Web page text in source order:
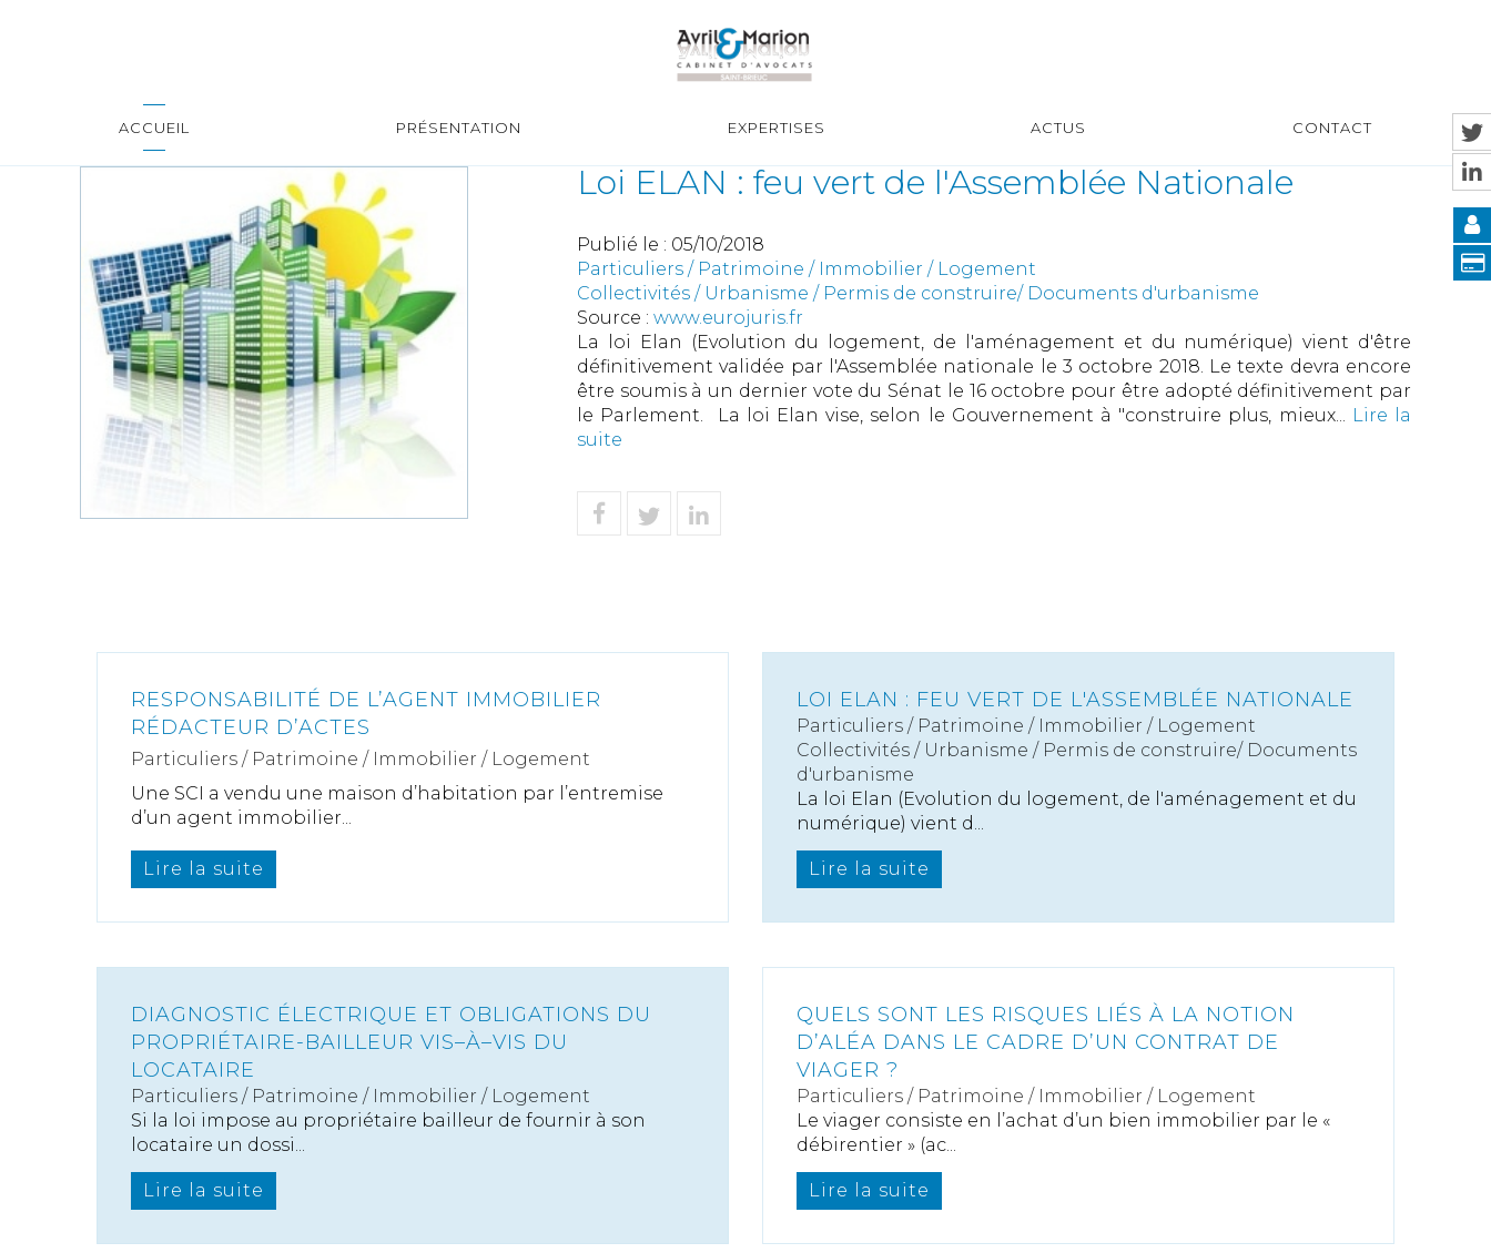
ACCUEIL PRÉSENTATION EXPERTISES ACTUS CONTACT
Loi ELAN : feu vert de l'Assemblée Nationale
Publié le : 05/10/2018
Particuliers / Patrimoine / Immobilier / Logement
Collectivités / Urbanisme / Permis de construire/ Documents d'urbanisme
Source : www.eurojuris.fr
La loi Elan (Evolution du logement, de l'aménagement et du numérique) vient d'être
définitivement validée par l'Assemblée nationale le 3 octobre 2018. Le texte devra encore
être soumis à un dernier vote du Sénat le 16 octobre pour être adopté définitivement par
le Parlement. La loi Elan vise, selon le Gouvernement à "construire plus, mieux... Lire la
suite
RESPONSABILITÉ DE L’AGENT IMMOBILIER
RÉDACTEUR D’ACTES
Particuliers / Patrimoine / Immobilier / Logement
Une SCI a vendu une maison d’habitation par l’entremise
d’un agent immobilier...
Lire la suite
LOI ELAN : FEU VERT DE L'ASSEMBLÉE NATIONALE
Particuliers / Patrimoine / Immobilier / Logement
Collectivités / Urbanisme / Permis de construire/ Documents
d'urbanisme
La loi Elan (Evolution du logement, de l'aménagement et du
numérique) vient d...
Lire la suite
DIAGNOSTIC ÉLECTRIQUE ET OBLIGATIONS DU
PROPRIÉTAIRE-BAILLEUR VIS–À–VIS DU
LOCATAIRE
Particuliers / Patrimoine / Immobilier / Logement
Si la loi impose au propriétaire bailleur de fournir à son
locataire un dossi...
Lire la suite
QUELS SONT LES RISQUES LIÉS À LA NOTION
D’ALÉA DANS LE CADRE D’UN CONTRAT DE
VIAGER ?
Particuliers / Patrimoine / Immobilier / Logement
Le viager consiste en l’achat d’un bien immobilier par le «
débirentier » (ac...
Lire la suite